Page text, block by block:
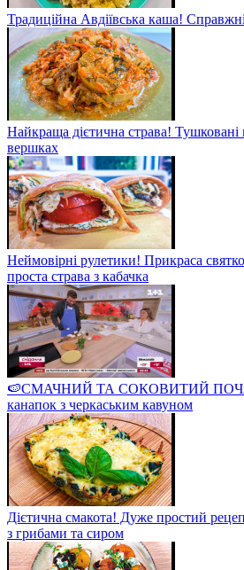
Традиційна Авдіївська каша!
Найкраща дієтична страва! Тушковані
вершках
Неймовірні рулетики! Прикраса
проста страва з кабачка
🍉СМАЧНИЙ ТА СОКОВИТИЙ
канапок з черкаським кавуном
Дієтична смакота! Дуже простий
з грибами та сиром